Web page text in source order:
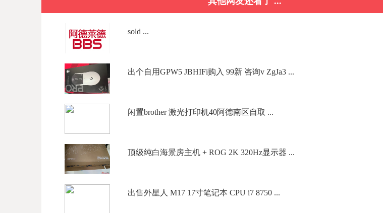
sold ...
出个自用GPW5 JBHIFi购入 99新 咨询v ZgJa3 ...
闲置brother 激光打印机40阿德南区自取 ...
顶级纯白海景房主机 + ROG 2K 320Hz显示器 ...
出售外星人 M17 17寸笔记本 CPU i7 8750 ...